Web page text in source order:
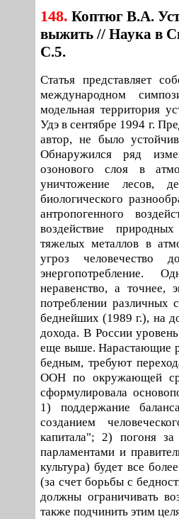
148. Коптюг В.А.
выжить // Наука в
С.5.
Статья представляет
международном
модельная территория
Удэ в сентябре 1994 г.
автор, не было
Обнаружился ряд
озонового слоя в
уничтожение лесов,
биологического
антропогенного
воздействие
тяжелых металлов в
угроз человечество
энергопотребление.
неравенство, а точнее,
потреблении различных
беднейших (1989 г.), на
дохода. В России
еще выше. Нарастающие
бедным, требуют
ООН по окружающей
сформулировала
1) поддержание
созданием
капитала"; 2) погоня за
парламентами и
культура) будет все
(за счет борьбы с
должны ограничивать
также подчинить этим